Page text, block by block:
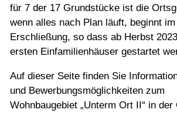
Leben in Wahlheim
Tourismus & Kultur
Wirtschaft
für 7 der 17 Grundstücke ist die
wenn alles nach Plan läuft, beginnt
Erschließung, so dass ab Herbst
ersten Einfamilienhäuser gestartet
Auf dieser Seite finden Sie
und Bewerbungsmöglichkeiten zum
Wohnbaugebiet „Unterm Ort II“ in